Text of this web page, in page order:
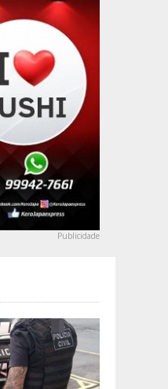
Publicidade